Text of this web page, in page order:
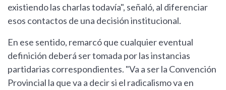
existiendo las charlas todavía", señaló, al diferenciar
esos contactos de una decisión institucional.
En ese sentido, remarcó que cualquier eventual
definición deberá ser tomada por las instancias
partidarias correspondientes. "Va a ser la Convención
Provincial la que va a decir si el radicalismo va en